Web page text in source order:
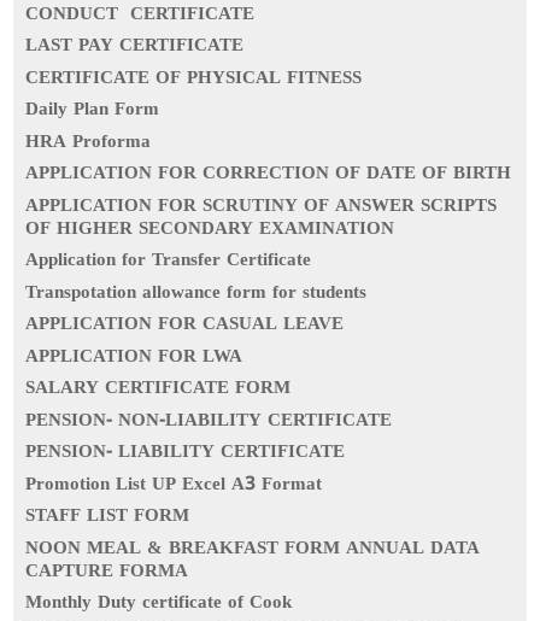
CONDUCT CERTIFICATE
LAST PAY CERTIFICATE
CERTIFICATE OF PHYSICAL FITNESS
Daily Plan Form
HRA Proforma
APPLICATION FOR CORRECTION OF DATE OF BIRTH
APPLICATION FOR SCRUTINY OF ANSWER SCRIPTS
OF HIGHER SECONDARY EXAMINATION
Application for Transfer Certificate
Transpotation allowance form for students
APPLICATION FOR CASUAL LEAVE
APPLICATION FOR LWA
SALARY CERTIFICATE FORM
PENSION- NON-LIABILITY CERTIFICATE
PENSION- LIABILITY CERTIFICATE
Promotion List UP Excel A3 Format
STAFF LIST FORM
NOON MEAL & BREAKFAST FORM ANNUAL DATA
CAPTURE FORMA
Monthly Duty certificate of Cook